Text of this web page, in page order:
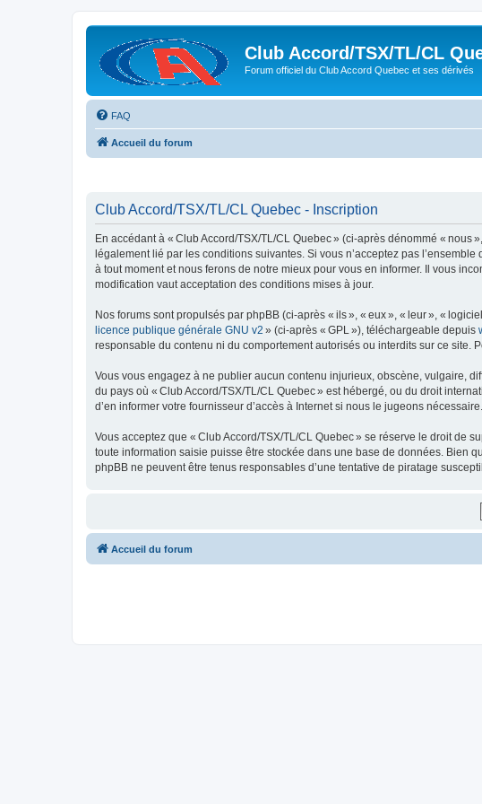
Club Accord/TSX/TL/CL
Forum officiel du Club Accord Quebec et ses dérivés
FAQ
Accueil du forum
Club Accord/TSX/TL/CL Quebec - Inscription
En accédant à « Club Accord/TSX/TL/CL Quebec » (ci-après dénommé « nous
légalement lié par les conditions suivantes. Si vous n’acceptez pas
à tout moment et nous ferons de notre mieux pour vous en informer. Il vous
modification vaut acceptation des conditions mises à jour.
Nos forums sont propulsés par phpBB (ci-après « ils », « eux », « leur », «
licence publique générale GNU v2 » (ci-après « GPL »), téléchargeable depuis
responsable du contenu ni du comportement autorisés ou interdits sur ce site.
Vous vous engagez à ne publier aucun contenu injurieux, obscène, vulgaire,
du pays où « Club Accord/TSX/TL/CL Quebec » est hébergé, ou du droit
d’en informer votre fournisseur d’accès à Internet si nous le jugeons
Vous acceptez que « Club Accord/TSX/TL/CL Quebec » se réserve le droit de
toute information saisie puisse être stockée dans une base de données. Bien
phpBB ne peuvent être tenus responsables d’une tentative de piratage
Accueil du forum